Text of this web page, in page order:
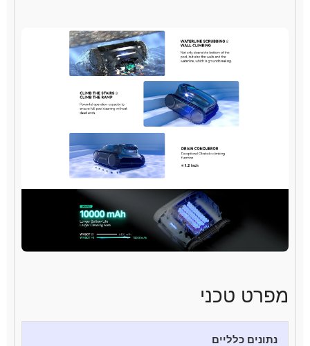
מפרט טכני
נתונים כלליים